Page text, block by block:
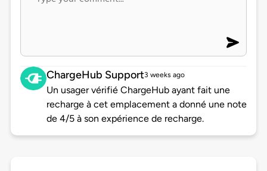
ChargeHub Support3 weeks ago
Un usager vérifié ChargeHub ayant fait une
recharge à cet emplacement a donné une note
de 4/5 à son expérience de recharge.